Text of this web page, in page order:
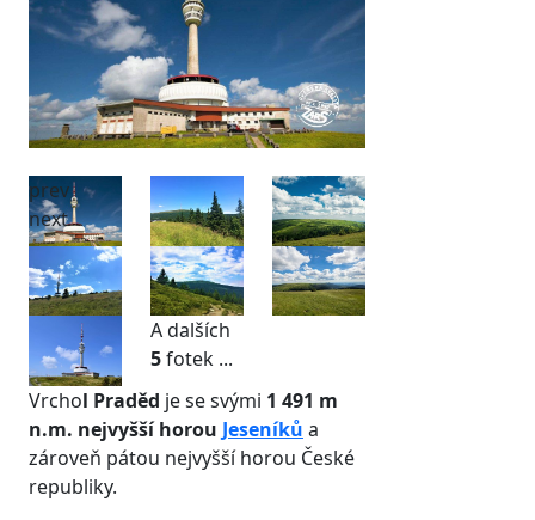
prev
next
A dalších
5fotek ...
Vrchol Praděd je se svými 1 491 m
n.m. nejvyšší horou Jeseníků a
zároveň pátou nejvyšší horou České
republiky.